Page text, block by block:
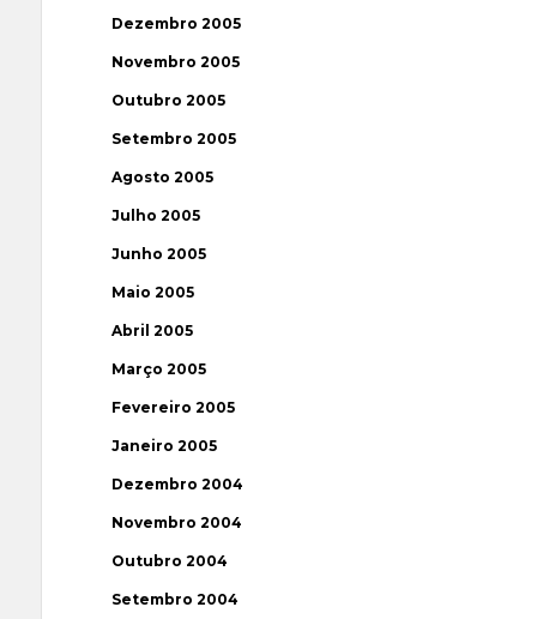
Dezembro 2005
Novembro 2005
Outubro 2005
Setembro 2005
Agosto 2005
Julho 2005
Junho 2005
Maio 2005
Abril 2005
Março 2005
Fevereiro 2005
Janeiro 2005
Dezembro 2004
Novembro 2004
Outubro 2004
Setembro 2004